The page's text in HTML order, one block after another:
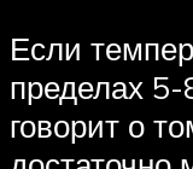
Если
пределах 5-
говорит о